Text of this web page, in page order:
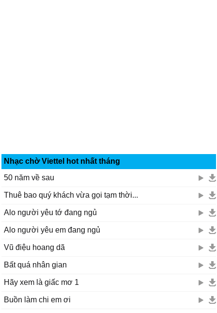
Nhạc chờ Viettel hot nhất tháng
50 năm về sau
Thuê bao quý khách vừa gọi tạm thời...
Alo người yêu tớ đang ngủ
Alo người yêu em đang ngủ
Vũ điệu hoang dã
Bất quá nhân gian
Hãy xem là giấc mơ 1
Buồn làm chi em ơi